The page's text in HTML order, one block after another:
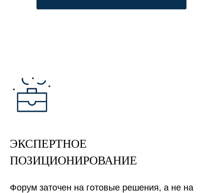
ЭКСПЕРТНОЕ
ПОЗИЦИОНИРОВАНИЕ
Форум заточен на готовые решения, а не на